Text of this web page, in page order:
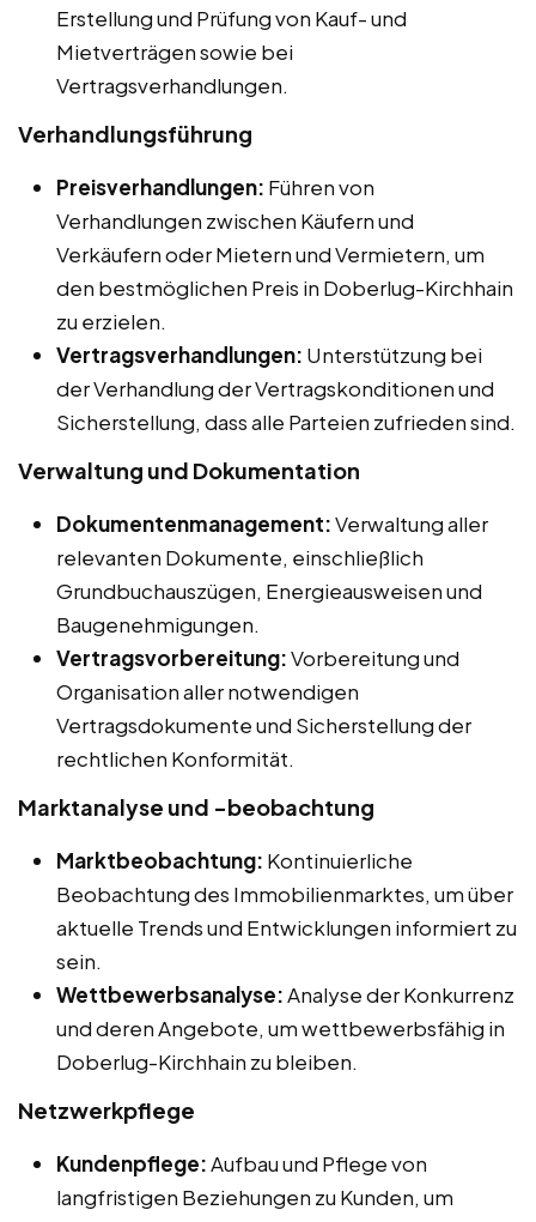
Erstellung und Prüfung von Kauf- und
Mietverträgen sowie bei
Vertragsverhandlungen.
Verhandlungsführung
Preisverhandlungen: Führen von
Verhandlungen zwischen Käufern und
Verkäufern oder Mietern und Vermietern, um
den bestmöglichen Preis in Doberlug-Kirchhain
zu erzielen.
Vertragsverhandlungen: Unterstützung bei
der Verhandlung der Vertragskonditionen und
Sicherstellung, dass alle Parteien zufrieden sind.
Verwaltung und Dokumentation
Dokumentenmanagement:Verwaltung aller
relevanten Dokumente, einschließlich
Grundbuchauszügen, Energieausweisen und
Baugenehmigungen.
Vertragsvorbereitung:Vorbereitung und
Organisation aller notwendigen
Vertragsdokumente und Sicherstellung der
rechtlichen Konformität.
Marktanalyse und -beobachtung
Marktbeobachtung: Kontinuierliche
Beobachtung des Immobilienmarktes, um über
aktuelle Trends und Entwicklungen informiert zu
sein.
Wettbewerbsanalyse:Analyse der Konkurrenz
und deren Angebote, um wettbewerbsfähig in
Doberlug-Kirchhain zu bleiben.
Netzwerkpflege
Kundenpflege:Aufbau und Pflege von
langfristigen Beziehungen zu Kunden, um